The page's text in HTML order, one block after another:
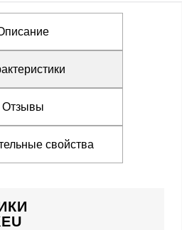
Отзывы
свойства